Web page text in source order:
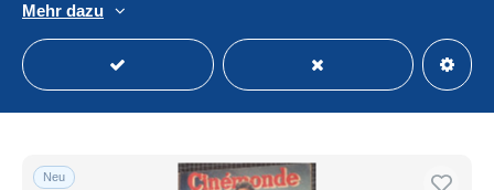
Le cinema dechaine : mutation d'une industrie
± 17,34 $
Neu
Mehr dazu